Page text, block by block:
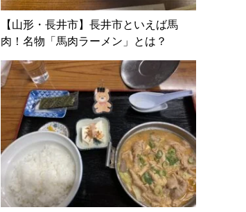
【山形・長井市】長井市といえば馬
肉！名物「馬肉ラーメン」とは？